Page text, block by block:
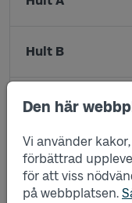
Den här
Vi använder
förbättrad
för att viss
på webbplatsen.
Hult B
Hungstorp A
Hungstorp B